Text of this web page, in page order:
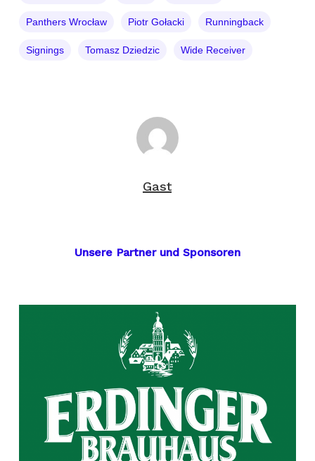
Panthers Wrocław Piotr Gołacki Runningback
Signings Tomasz Dziedzic Wide Receiver
Gast
Unsere Partner und Sponsoren